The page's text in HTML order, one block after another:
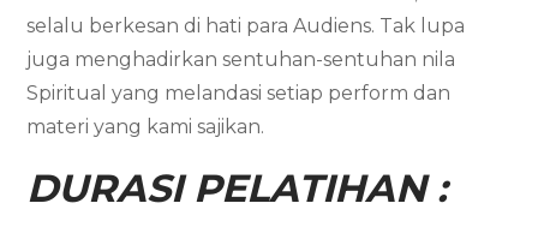
selalu berkesan di hati para Audiens. Tak lupa
juga menghadirkan sentuhan-sentuhan nila
Spiritual yang melandasi setiap perform dan
materi yang kami sajikan.
DURASI PELATIHAN :